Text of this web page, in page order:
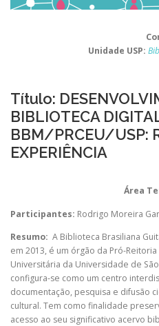
Unidade USP:
Título:
BIBLIOTECA
BBM/PRCEU/USP:
EXPERIÊNCIA
Área
Participantes: Rodrigo Moreira
Resumo: A Biblioteca Brasiliana
em 2013, é um órgão da Pró-
Universitária da Universidade de
configura-se como um centro
documentação, pesquisa e difusão
cultural. Tem como finalidade
acesso ao seu significativo acervo